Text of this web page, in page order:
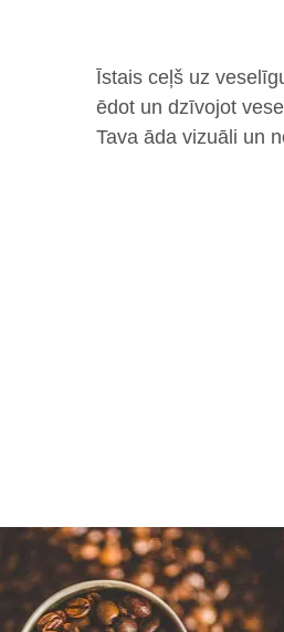
Īstais ceļš uz
ēdot un dzīvojot
Tava āda vizuāli un